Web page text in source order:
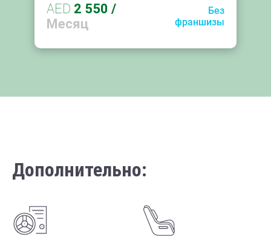
AED 2 550 /
Месяц
Без
франшизы
Дополнительно: